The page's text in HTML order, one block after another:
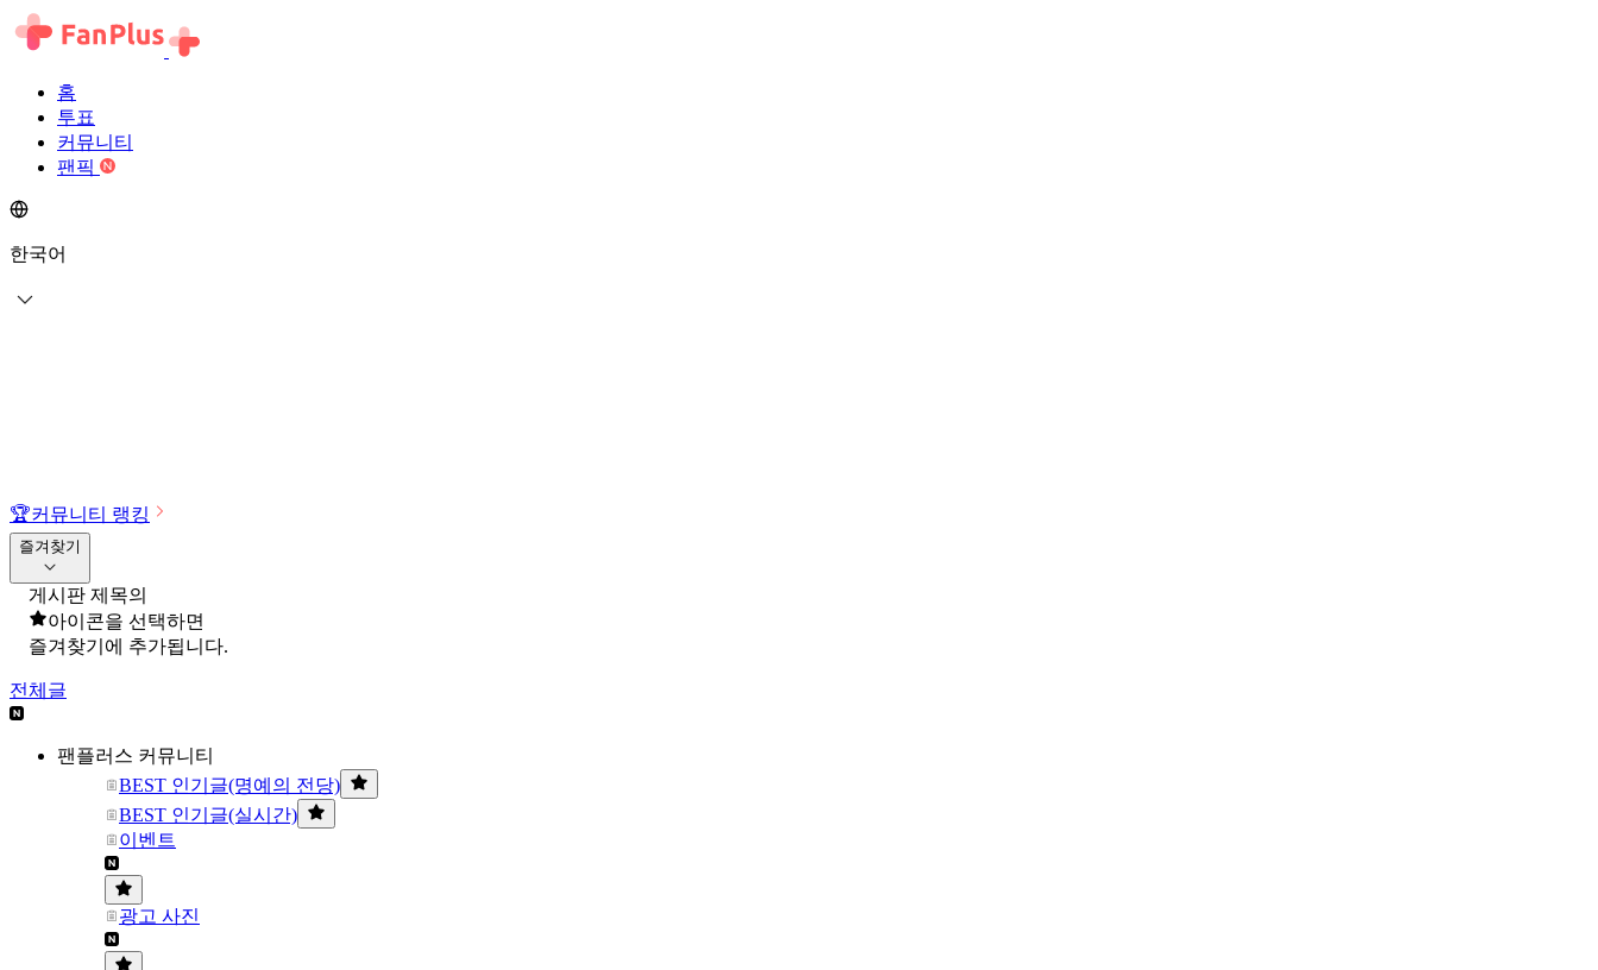
홈
투표
커뮤니티
팬픽
한국어
🏆커뮤니티 랭킹
즐겨찾기
게시판 제목의
아이콘을 선택하면
즐겨찾기에 추가됩니다.
전체글
팬플러스 커뮤니티
BEST 인기글(명예의 전당)
BEST 인기글(실시간)
이벤트
광고 사진